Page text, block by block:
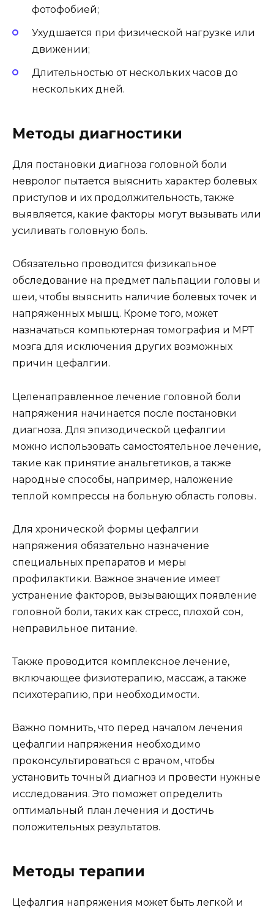
фотофобией;
Ухудшается при физической нагрузке или
движении;
Длительностью от нескольких часов до
нескольких дней.
Методы диагностики
Для постановки диагноза головной боли
невролог пытается выяснить характер болевых
приступов и их продолжительность, также
выявляется, какие факторы могут вызывать или
усиливать головную боль.
Обязательно проводится физикальное
обследование на предмет пальпации головы и
шеи, чтобы выяснить наличие болевых точек и
напряженных мышц. Кроме того, может
назначаться компьютерная томография и МРТ
мозга для исключения других возможных
причин цефалгии.
Целенаправленное лечение головной боли
напряжения начинается после постановки
диагноза. Для эпизодической цефалгии
можно использовать самостоятельное лечение,
такие как принятие анальгетиков, а также
народные способы, например, наложение
теплой компрессы на больную область головы.
Для хронической формы цефалгии
напряжения обязательно назначение
специальных препаратов и меры
профилактики. Важное значение имеет
устранение факторов, вызывающих появление
головной боли, таких как стресс, плохой сон,
неправильное питание.
Также проводится комплексное лечение,
включающее физиотерапию, массаж, а также
психотерапию, при необходимости.
Важно помнить, что перед началом лечения
цефалгии напряжения необходимо
проконсультироваться с врачом, чтобы
установить точный диагноз и провести нужные
исследования. Это поможет определить
оптимальный план лечения и достичь
положительных результатов.
Методы терапии
Цефалгия напряжения может быть легкой и